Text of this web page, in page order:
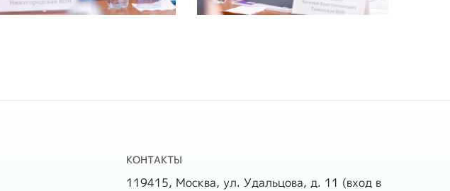
КОНТАКТЫ
119415, Москва, ул. Удальцова, д. 11 (вход в